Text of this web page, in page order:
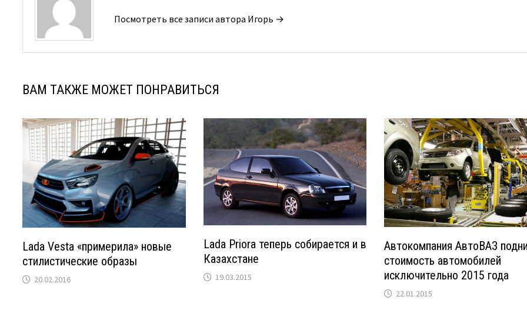
Посмотреть все записи автора Игорь →
ВАМ ТАКЖЕ МОЖЕТ ПОНРАВИТЬСЯ
Lada Vesta «примерила» новые
стилистические образы
20.02.2016
Lada Priora теперь собирается и в
Казахстане
19.03.2015
Автокомпания АвтоВАЗ
стоимость автомобилей
исключительно 2015 года
22.01.2015